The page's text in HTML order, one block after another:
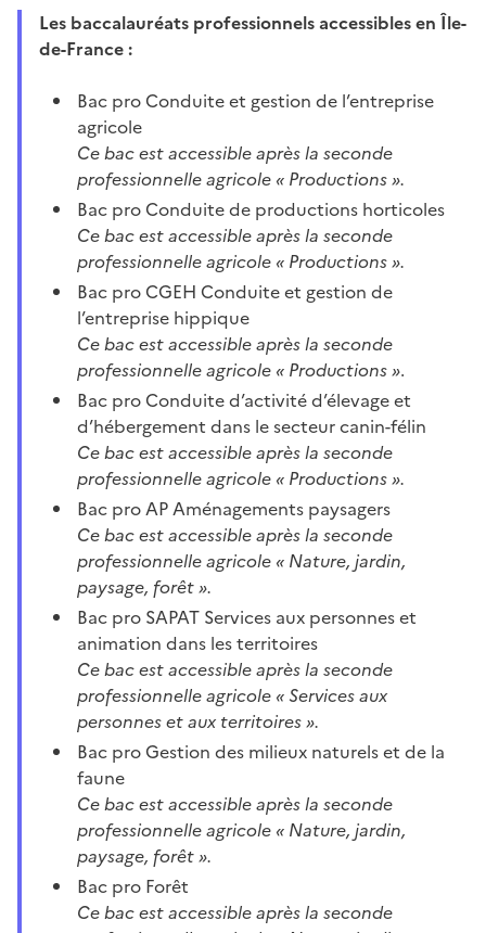
Les baccalauréats professionnels accessibles en Île-
de-France :
Bac pro Conduite et gestion de l’entreprise
agricole
Ce bac est accessible après la seconde
professionnelle agricole « Productions ».
Bac pro Conduite de productions horticoles
Ce bac est accessible après la seconde
professionnelle agricole « Productions ».
Bac pro CGEH Conduite et gestion de
l’entreprise hippique
Ce bac est accessible après la seconde
professionnelle agricole « Productions ».
Bac pro Conduite d’activité d’élevage et
d’hébergement dans le secteur canin-félin
Ce bac est accessible après la seconde
professionnelle agricole « Productions ».
Bac pro AP Aménagements paysagers
Ce bac est accessible après la seconde
professionnelle agricole « Nature, jardin,
paysage, forêt ».
Bac pro SAPAT Services aux personnes et
animation dans les territoires
Ce bac est accessible après la seconde
professionnelle agricole « Services aux
personnes et aux territoires ».
Bac pro Gestion des milieux naturels et de la
faune
Ce bac est accessible après la seconde
professionnelle agricole « Nature, jardin,
paysage, forêt ».
Bac pro Forêt
Ce bac est accessible après la seconde